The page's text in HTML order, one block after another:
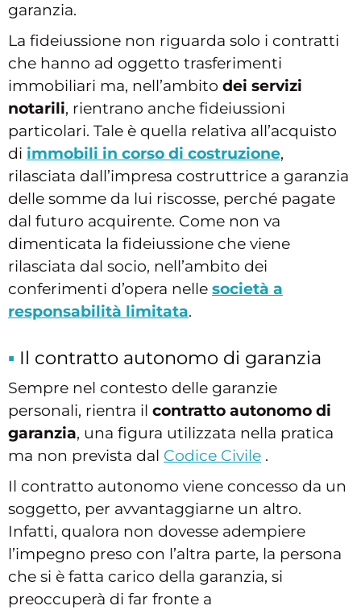
garanzia.
La fideiussione non riguarda solo i contratti
che hanno ad oggetto trasferimenti
immobiliari ma, nell’ambito dei servizi
notarili, rientrano anche fideiussioni
particolari. Tale è quella relativa all’acquisto
di immobili in corso di costruzione,
rilasciata dall’impresa costruttrice a garanzia
delle somme da lui riscosse, perché pagate
dal futuro acquirente. Come non va
dimenticata la fideiussione che viene
rilasciata dal socio, nell’ambito dei
conferimenti d’opera nelle società a
responsabilità limitata.
Il contratto autonomo di garanzia
Sempre nel contesto delle garanzie
personali, rientra il contratto autonomo di
garanzia, una figura utilizzata nella pratica
ma non prevista dal Codice Civile .
Il contratto autonomo viene concesso da un
soggetto, per avvantaggiarne un altro.
Infatti, qualora non dovesse adempiere
l’impegno preso con l’altra parte, la persona
che si è fatta carico della garanzia, si
preoccuperà di far fronte a